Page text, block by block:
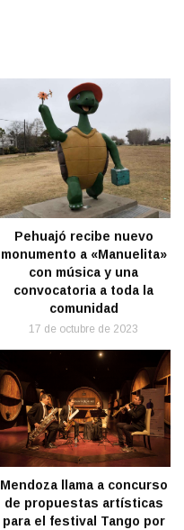
Pehuajó recibe nuevo
monumento a «Manuelita»
con música y una
convocatoria a toda la
comunidad
17 de octubre de 2023
Mendoza llama a concurso
de propuestas artísticas
para el festival Tango por